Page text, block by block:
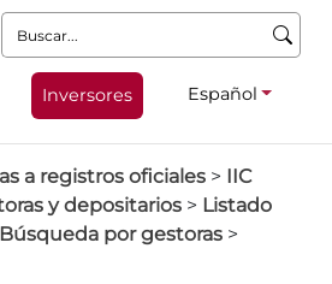
Buscar:
Inversores Español
a registros oficiales > IIC
y depositarios > Listado
Búsqueda por gestoras >